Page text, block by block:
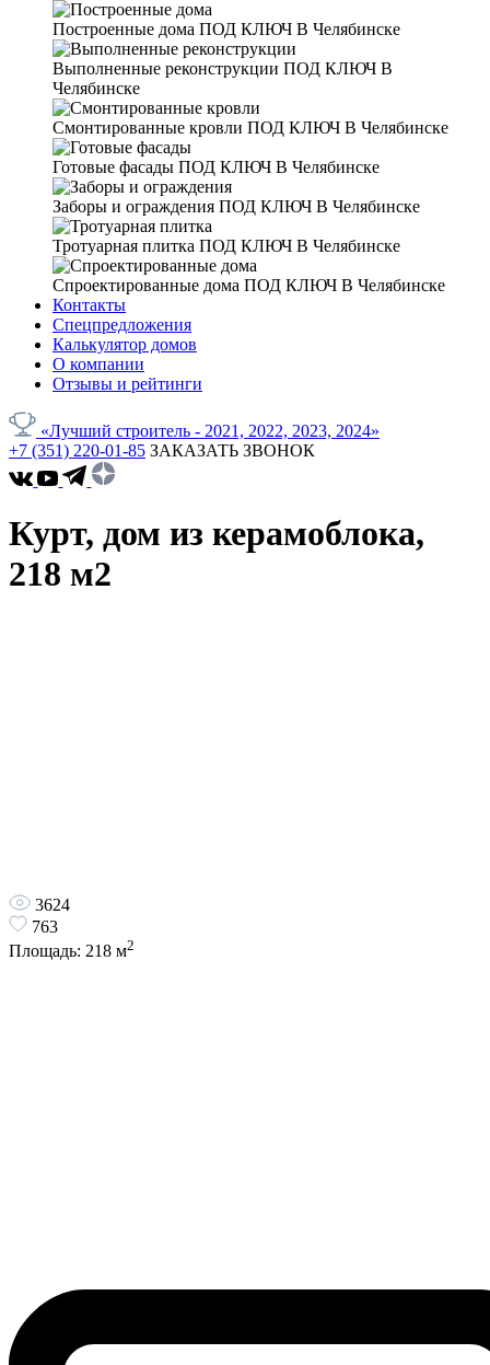
Построенные дома ПОД КЛЮЧ В Челябинске
Выполненные реконструкции ПОД КЛЮЧ В
Челябинске
Смонтированные кровли ПОД КЛЮЧ В Челябинске
Готовые фасады ПОД КЛЮЧ В Челябинске
Заборы и ограждения ПОД КЛЮЧ В Челябинске
Тротуарная плитка ПОД КЛЮЧ В Челябинске
Спроектированные дома ПОД КЛЮЧ В Челябинске
Контакты
Спецпредложения
Калькулятор домов
О компании
Отзывы и рейтинги
«Лучший строитель - 2021, 2022, 2023, 2024»
+7 (351) 220-01-85 ЗАКАЗАТЬ ЗВОНОК
Курт, дом из керамоблока,
218 м2
3624
763
Площадь: 218 м2